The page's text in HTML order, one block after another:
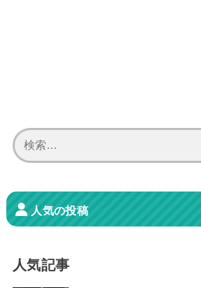
索:
人気の投稿
人気記事